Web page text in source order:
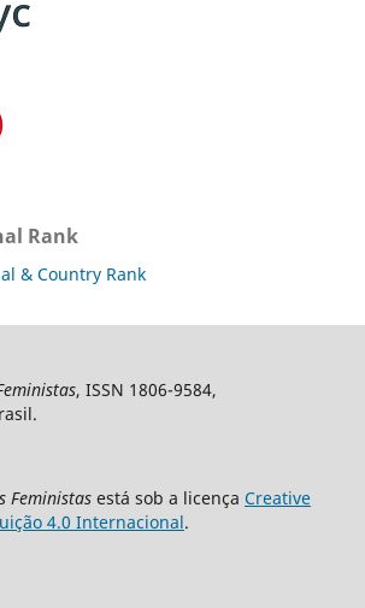
Rank
, ISSN 1806-9584,
Feministasestá sob a licença Creative
4.0 Internacional.